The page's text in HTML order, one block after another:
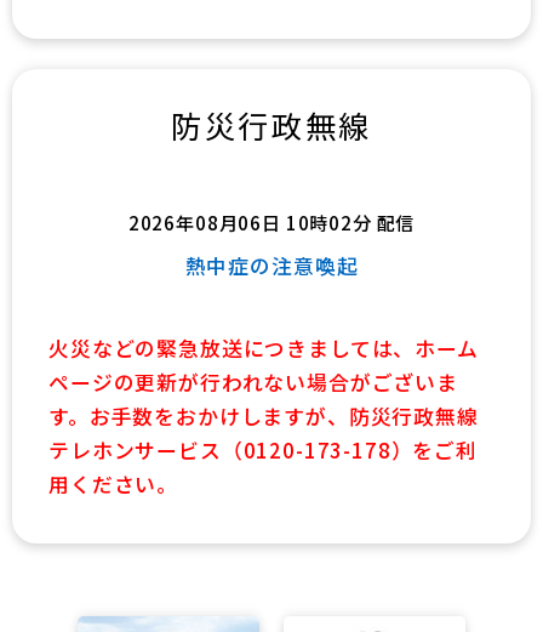
防災行政無線
2026年08月06日 10時02分 配信
熱中症の注意喚起
火災などの緊急放送につきましては、ホーム
ページの更新が行われない場合がございま
す。お手数をおかけしますが、防災行政無線
テレホンサービス（0120-173-178）をご利
用ください。